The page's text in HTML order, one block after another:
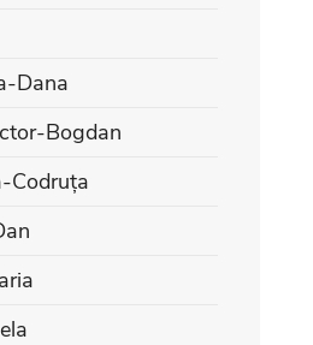
Dana
Bogdan
Codruța